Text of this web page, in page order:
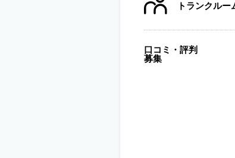
トランクルー
口コミ・評判
募集